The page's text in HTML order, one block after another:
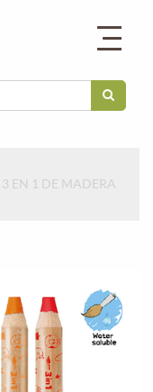
EN 1 DE MADERA